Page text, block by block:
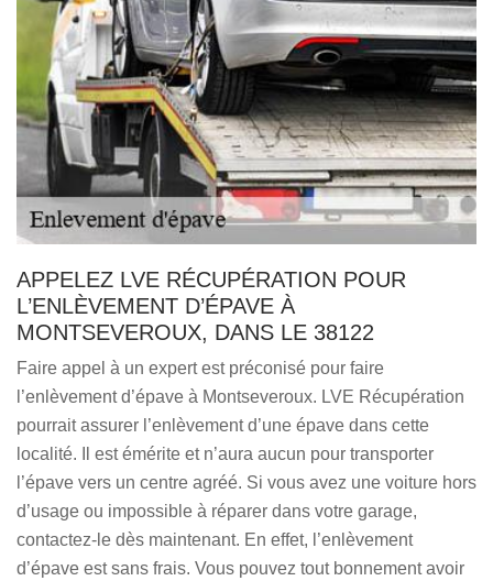
APPELEZ LVE RÉCUPÉRATION POUR
L’ENLÈVEMENT D’ÉPAVE À
MONTSEVEROUX, DANS LE 38122
Faire appel à un expert est préconisé pour faire
l’enlèvement d’épave à Montseveroux. LVE Récupération
pourrait assurer l’enlèvement d’une épave dans cette
localité. Il est émérite et n’aura aucun pour transporter
l’épave vers un centre agréé. Si vous avez une voiture hors
d’usage ou impossible à réparer dans votre garage,
contactez-le dès maintenant. En effet, l’enlèvement
d’épave est sans frais. Vous pouvez tout bonnement avoir